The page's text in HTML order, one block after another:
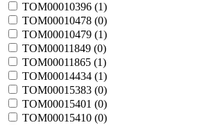
TOM00010396 (1)
TOM00010478 (0)
TOM00010479 (1)
TOM00011849 (0)
TOM00011865 (1)
TOM00014434 (1)
TOM00015383 (0)
TOM00015401 (0)
TOM00015410 (0)